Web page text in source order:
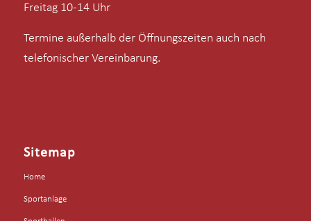
Freitag 10-14 Uhr
Termine außerhalb der Öffnungszeiten auch nach
telefonischer Vereinbarung.
Sitemap
Home
Sportanlage